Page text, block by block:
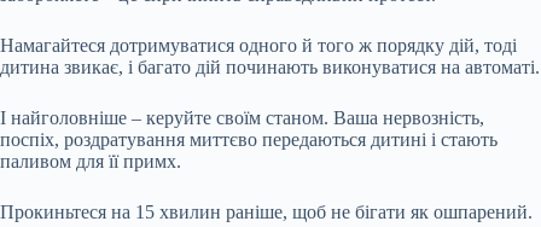
Намагайтеся дотримуватися одного й того ж порядку дій, тоді
дитина звикає, і багато дій починають виконуватися на автоматі.
І найголовніше – керуйте своїм станом. Ваша нервозність,
поспіх, роздратування миттєво передаються дитині і стають
паливом для її примх.
Прокиньтеся на 15 хвилин раніше, щоб не бігати як ошпарений.